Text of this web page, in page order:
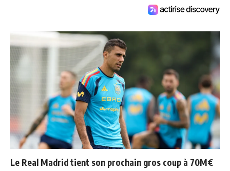
Le Real Madrid tient son prochain gros coup à 70M€